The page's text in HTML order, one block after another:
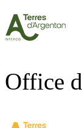
Office